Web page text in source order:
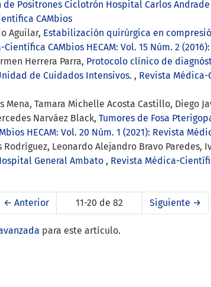
Positrones Ciclotrón Hospital Carlos
CAMbios
Aguilar, Estabilización quirúrgica en
CAMbios HECAM: Vol. 15 Núm. 2
Herrera Parra, Protocolo clínico de
de Cuidados Intensivos. , Revista Médica-
Mena, Tamara Michelle Acosta Castillo, Diego
Narváez Black, Tumores de Fosa
HECAM: Vol. 20 Núm. 1 (2021): Revista
Leonardo Alejandro Bravo Paredes,
General Ambato , Revista Médica-
← Anterior 11-20 de 82 Siguiente →
para este artículo.